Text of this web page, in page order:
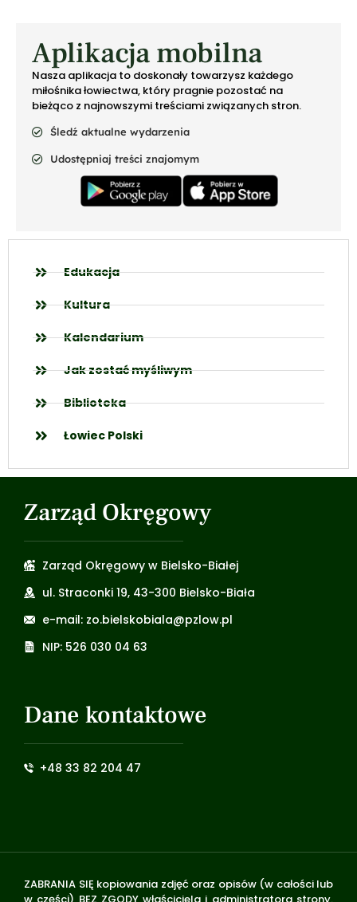
Aplikacja mobilna
Nasza aplikacja to doskonały towarzysz każdego
miłośnika łowiectwa, który pragnie pozostać na
bieżąco z najnowszymi treściami związanych stron.
Śledź aktualne wydarzenia
Udostępniaj treści znajomym
Edukacja
Kultura
Kalendarium
Jak zostać myśliwym
Biblioteka
Łowiec Polski
Zarząd Okręgowy
Zarząd Okręgowy w Bielsko-Białej
ul. Straconki 19, 43-300 Bielsko-Biała
e-mail: zo.bielskobiala@pzlow.pl
NIP: 526 030 04 63
Dane kontaktowe
+48 33 82 204 47
ZABRANIA SIĘ kopiowania zdjęć oraz opisów (w całości lub